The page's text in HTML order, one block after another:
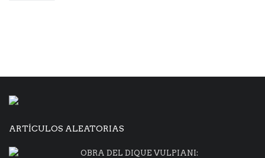
ARTÍCULOS ALEATORIAS
OBRA DEL DIQUE VULPIANI: